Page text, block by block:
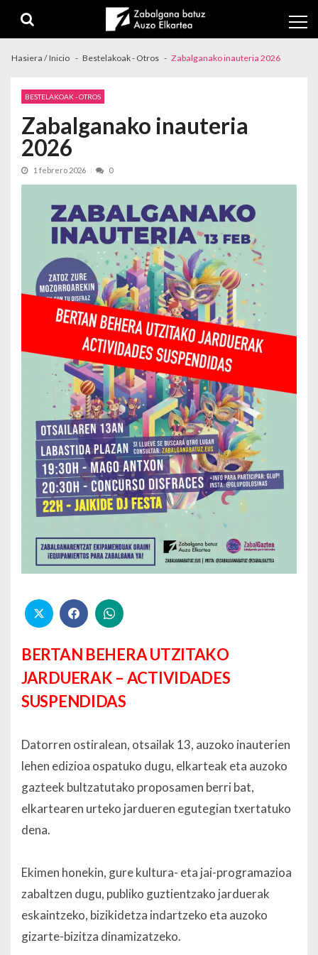
Hasiera / Inicio Bestelakoak - Otros Zabalganako inauteria 2026
BESTELAKOAK - OTROS
Zabalganako inauteria
2026
1 febrero 2026 0
BERTAN BEHERA UTZITAKO
JARDUERAK – ACTIVIDADES
SUSPENDIDAS
Datorren ostiralean, otsailak 13, auzoko inauterien
lehen edizioa ospatuko dugu, elkarteak eta auzoko
gazteek bultzatutako proposamen berri bat,
elkartearen urteko jardueren egutegian txertatuko
dena.
Ekimen honekin, gure kultura- eta jai-programazioa
zabaltzen dugu, publiko guztientzako jarduerak
eskaintzeko, bizikidetza indartzeko eta auzoko
gizarte-bizitza dinamizatzeko.